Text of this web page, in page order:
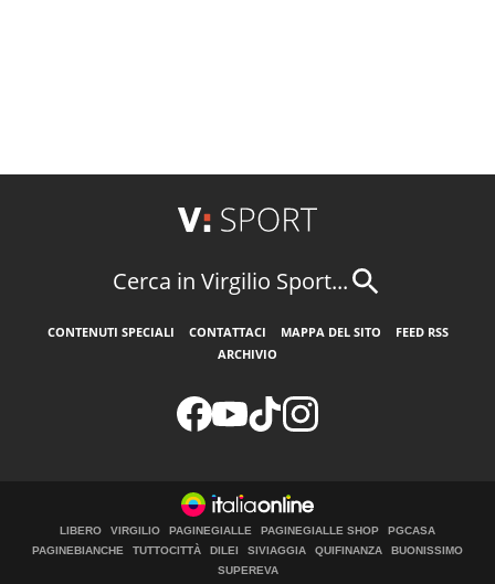
Cerca in Virgilio Sport...
CONTENUTI SPECIALI CONTATTACI MAPPA DEL SITO
FEED RSS
ARCHIVIO
LIBERO VIRGILIO PAGINEGIALLE PAGINEGIALLE SHOP
PGCASA
PAGINEBIANCHE
TUTTOCITTÀ DILEI SIVIAGGIA QUIFINANZA
BUONISSIMO
SUPEREVA